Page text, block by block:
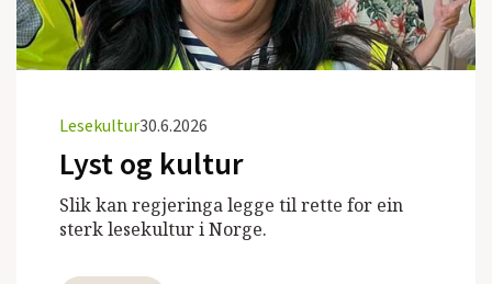
Lesekultur30.6.2026
Lyst og kultur
Slik kan regjeringa legge til rette for ein
sterk lesekultur i Norge.